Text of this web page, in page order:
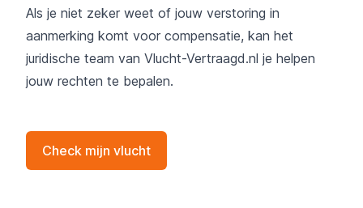
Als je niet zeker weet of jouw verstoring in
aanmerking komt voor compensatie, kan het
juridische team van Vlucht-Vertraagd.nl je helpen
jouw rechten te bepalen.
Check mijn vlucht